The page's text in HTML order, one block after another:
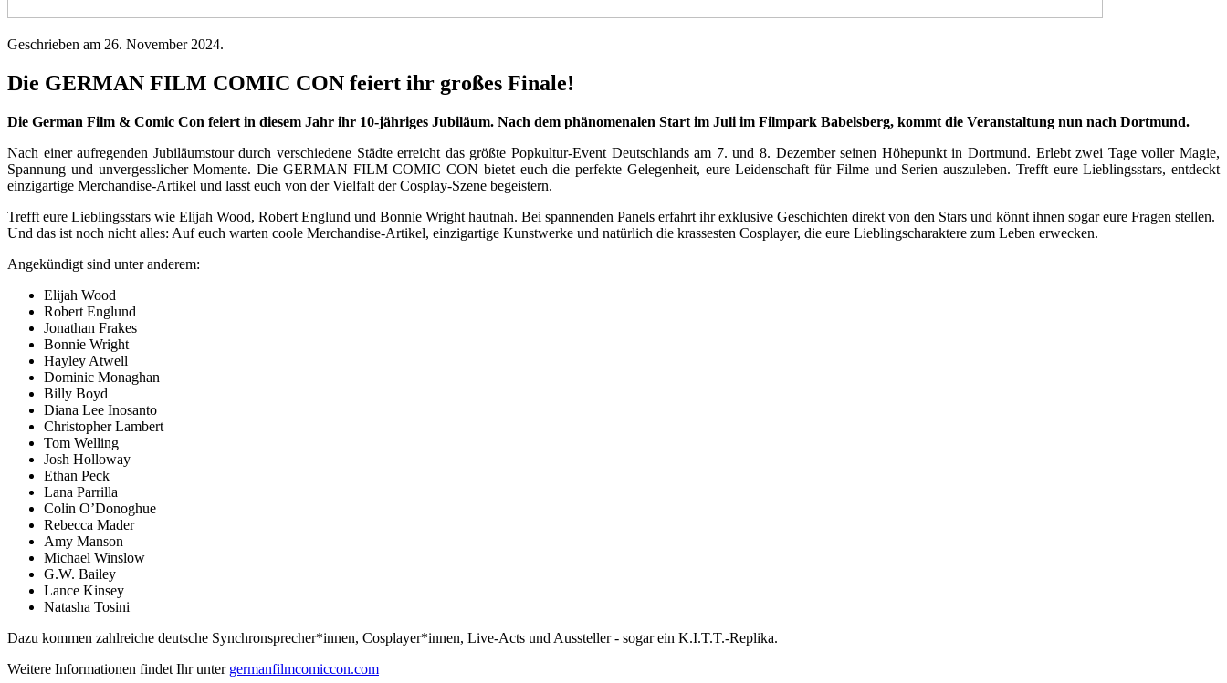
Geschrieben am 26. November 2024.
Die GERMAN FILM COMIC CON feiert ihr großes Finale!
Die German Film & Comic Con feiert in diesem Jahr ihr 10-jähriges Jubiläum. Nach dem phänomenalen Start im Juli im Filmpark Babelsberg, kommt die Veranstaltung nun nach Dortmund.
Nach einer aufregenden Jubiläumstour durch verschiedene Städte erreicht das größte Popkultur-Event Deutschlands am 7. und 8. Dezember seinen Höhepunkt in Dortmund. Erlebt zwei Tage voller Magie,
Spannung und unvergesslicher Momente. Die GERMAN FILM COMIC CON bietet euch die perfekte Gelegenheit, eure Leidenschaft für Filme und Serien auszuleben. Trefft eure Lieblingsstars, entdeckt
einzigartige Merchandise-Artikel und lasst euch von der Vielfalt der Cosplay-Szene begeistern.
Trefft eure Lieblingsstars wie Elijah Wood, Robert Englund und Bonnie Wright hautnah. Bei spannenden Panels erfahrt ihr exklusive Geschichten direkt von den Stars und könnt ihnen sogar eure Fragen stellen.
Und das ist noch nicht alles: Auf euch warten coole Merchandise-Artikel, einzigartige Kunstwerke und natürlich die krassesten Cosplayer, die eure Lieblingscharaktere zum Leben erwecken.
Angekündigt sind unter anderem:
Elijah Wood
Robert Englund
Jonathan Frakes
Bonnie Wright
Hayley Atwell
Dominic Monaghan
Billy Boyd
Diana Lee Inosanto
Christopher Lambert
Tom Welling
Josh Holloway
Ethan Peck
Lana Parrilla
Colin O’Donoghue
Rebecca Mader
Amy Manson
Michael Winslow
G.W. Bailey
Lance Kinsey
Natasha Tosini
Dazu kommen zahlreiche deutsche Synchronsprecher*innen, Cosplayer*innen, Live-Acts und Aussteller - sogar ein K.I.T.T.-Replika.
Weitere Informationen findet Ihr unter germanfilmcomiccon.com